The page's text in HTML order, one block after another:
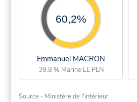
60,2%
Emmanuel MACRON
39,8 % Marine LE PEN
Source - Ministère de l'intérieur